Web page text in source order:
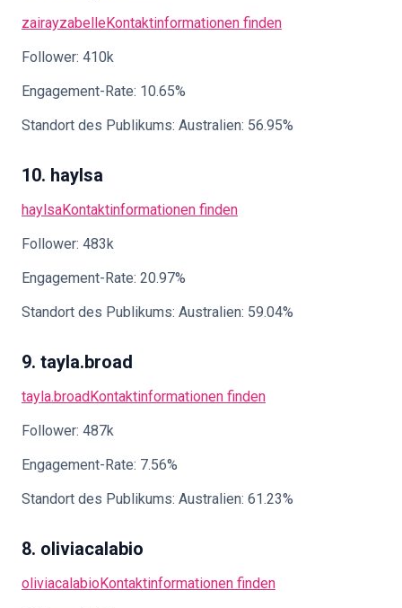
zairayzabelleKontaktinformationen finden
Follower: 410k
Engagement-Rate: 10.65%
Standort des Publikums: Australien: 56.95%
10. haylsa
haylsaKontaktinformationen finden
Follower: 483k
Engagement-Rate: 20.97%
Standort des Publikums: Australien: 59.04%
9. tayla.broad
tayla.broadKontaktinformationen finden
Follower: 487k
Engagement-Rate: 7.56%
Standort des Publikums: Australien: 61.23%
8. oliviacalabio
oliviacalabioKontaktinformationen finden